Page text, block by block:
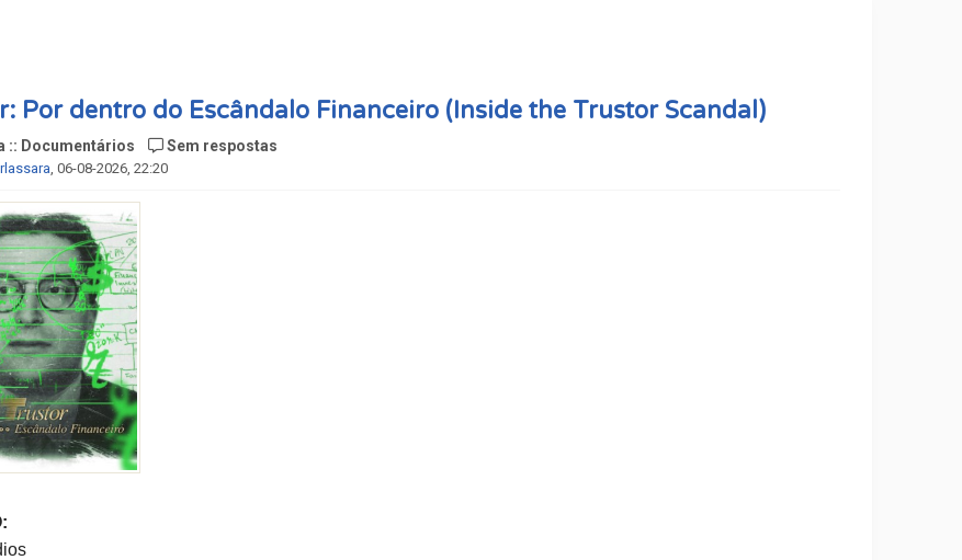
Por dentro do Escândalo Financeiro (Inside the Trustor Scandal)
:: Documentários Sem respostas
, 06-08-2026, 22:20